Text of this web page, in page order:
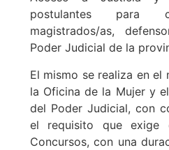
postulantes para
magistrados/as,
Poder Judicial de la
El mismo se realiza en
la Oficina de la Mujer y
del Poder Judicial, con
el requisito que exige
Concursos, con una